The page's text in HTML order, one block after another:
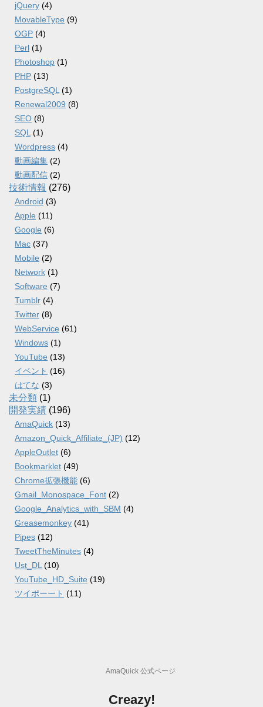
jQuery (4)
MovableType (9)
OGP (4)
Perl (1)
Photoshop (1)
PHP (13)
PostgreSQL (1)
Renewal2009 (8)
SEO (8)
SQL (1)
Wordpress (4)
動画編集 (2)
動画配信 (2)
技術情報 (276)
Android (3)
Apple (11)
Google (6)
Mac (37)
Mobile (2)
Network (1)
Software (7)
Tumblr (4)
Twitter (8)
WebService (61)
Windows (1)
YouTube (13)
イベント (16)
はてな (3)
未分類 (1)
開発実績 (196)
AmaQuick (13)
Amazon_Quick_Affiliate_(JP) (12)
AppleOutlet (6)
Bookmarklet (49)
Chrome拡張機能 (6)
Gmail_Monospace_Font (2)
Google_Analytics_with_SBM (4)
Greasemonkey (41)
Pipes (12)
TweetTheMinutes (4)
Ust_DL (10)
YouTube_HD_Suite (19)
ツイポーート (11)
AmaQuick 公式ページ
Creazy!